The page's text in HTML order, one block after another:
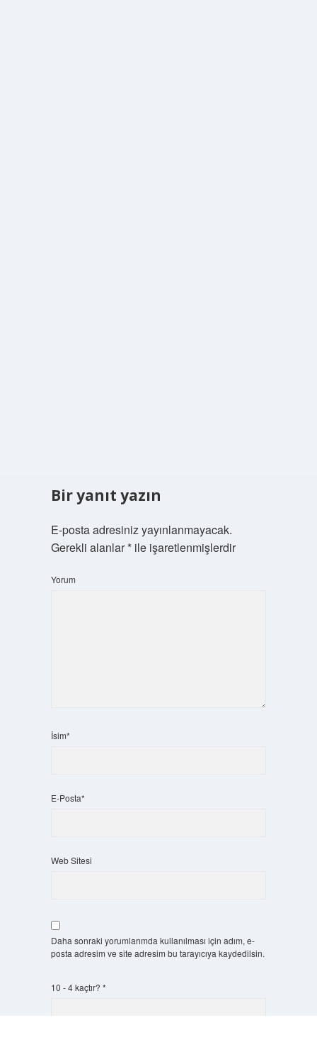
Bir yanıt yazın
E-posta adresiniz yayınlanmayacak.
Gerekli alanlar*ile işaretlenmişlerdir
Yorum
İsim*
E-Posta*
Web Sitesi
Daha sonraki yorumlarımda kullanılması için adım, e-
posta adresim ve site adresim bu tarayıcıya kaydedilsin.
10 - 4 kaçtır? *